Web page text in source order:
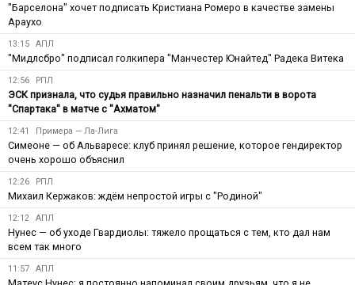
"Барселона" хочет подписать Кристиана Ромеро в качестве замены
Араухо
13:15 АПЛ
"Мидлсбро" подписал голкипера "Манчестер Юнайтед" Радека Витека
12:56 РПЛ
ЭСК признала, что судья правильно назначил пенальти в ворота
"Спартака" в матче с "Ахматом"
12:41 Примера — Ла-Лига
Симеоне — об Альваресе: клуб принял решение, которое гендиректор
очень хорошо объяснил
12:26 РПЛ
Михаил Кержаков: ждём непростой игры с "Родиной"
12:12 АПЛ
Нунес — об уходе Гвардиолы: тяжело прощаться с тем, кто дал нам
всем так много
11:57 АПЛ